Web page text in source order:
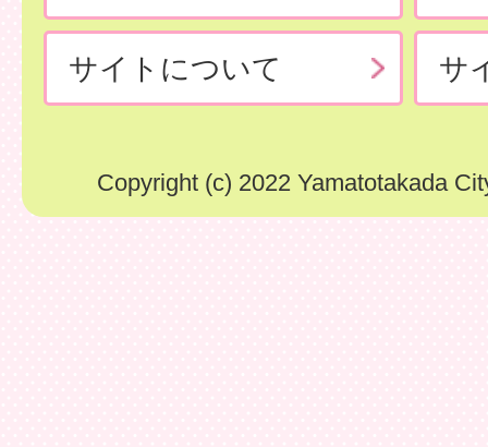
サイトについて サ
Copyright (c) 2022 Yamatotakada